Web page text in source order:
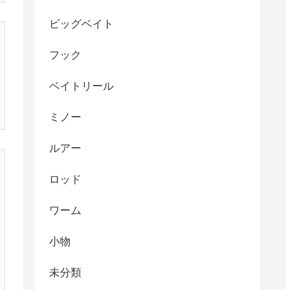
ビッグベイト
フック
ベイトリール
ミノー
ルアー
ロッド
ワーム
小物
未分類